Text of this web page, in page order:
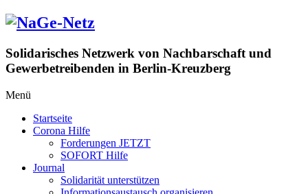
Zum
Inhalt
Solidarisches Netzwerk von Nachbarschaft und
Gewerbetreibenden in Berlin-Kreuzberg
Menü
Startseite
Corona Hilfe
Forderungen JETZT
SOFORT Hilfe
Journal
Solidarität unterstützen